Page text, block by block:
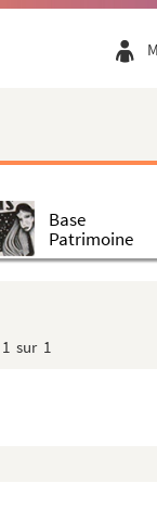
Base
Patrimoine
1 sur 1